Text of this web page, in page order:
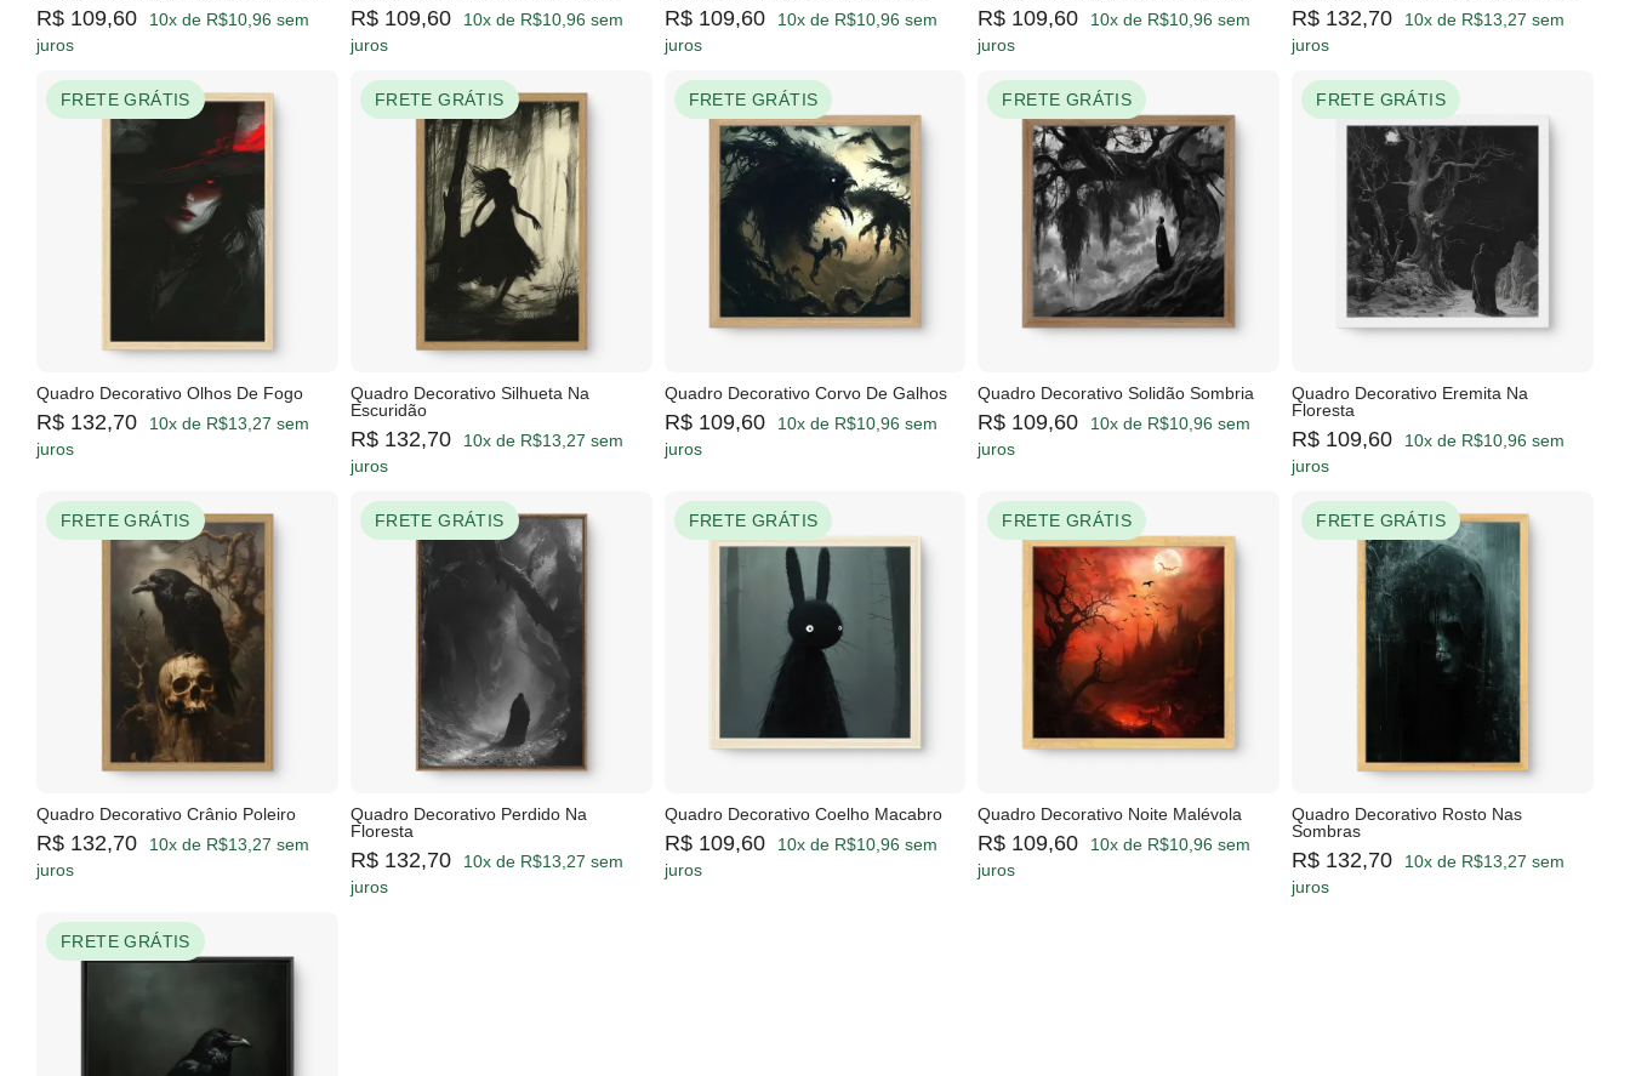
R$ 109,60
10x de R$10,96 sem
juros
R$ 109,60
10x de R$10,96 sem
juros
R$ 109,60
10x de R$10,96 sem
juros
R$ 109,60
10x de R$10,96 sem
juros
R$ 132,70
10x de R$13,27 sem
juros
FRETE GRÁTIS
Quadro Decorativo Olhos De Fogo
R$ 132,70
10x de R$13,27 sem
juros
FRETE GRÁTIS
Quadro Decorativo Silhueta Na
Escuridão
R$ 132,70
10x de R$13,27 sem
juros
FRETE GRÁTIS
Quadro Decorativo Corvo De Galhos
R$ 109,60
10x de R$10,96 sem
juros
FRETE GRÁTIS
Quadro Decorativo Solidão Sombria
R$ 109,60
10x de R$10,96 sem
juros
FRETE GRÁTIS
Quadro Decorativo Eremita Na
Floresta
R$ 109,60
10x de R$10,96 sem
juros
FRETE GRÁTIS
Quadro Decorativo Crânio Poleiro
R$ 132,70
10x de R$13,27 sem
juros
FRETE GRÁTIS
Quadro Decorativo Perdido Na
Floresta
R$ 132,70
10x de R$13,27 sem
juros
FRETE GRÁTIS
Quadro Decorativo Coelho Macabro
R$ 109,60
10x de R$10,96 sem
juros
FRETE GRÁTIS
Quadro Decorativo Noite Malévola
R$ 109,60
10x de R$10,96 sem
juros
FRETE GRÁTIS
Quadro Decorativo Rosto Nas
Sombras
R$ 132,70
10x de R$13,27 sem
juros
FRETE GRÁTIS